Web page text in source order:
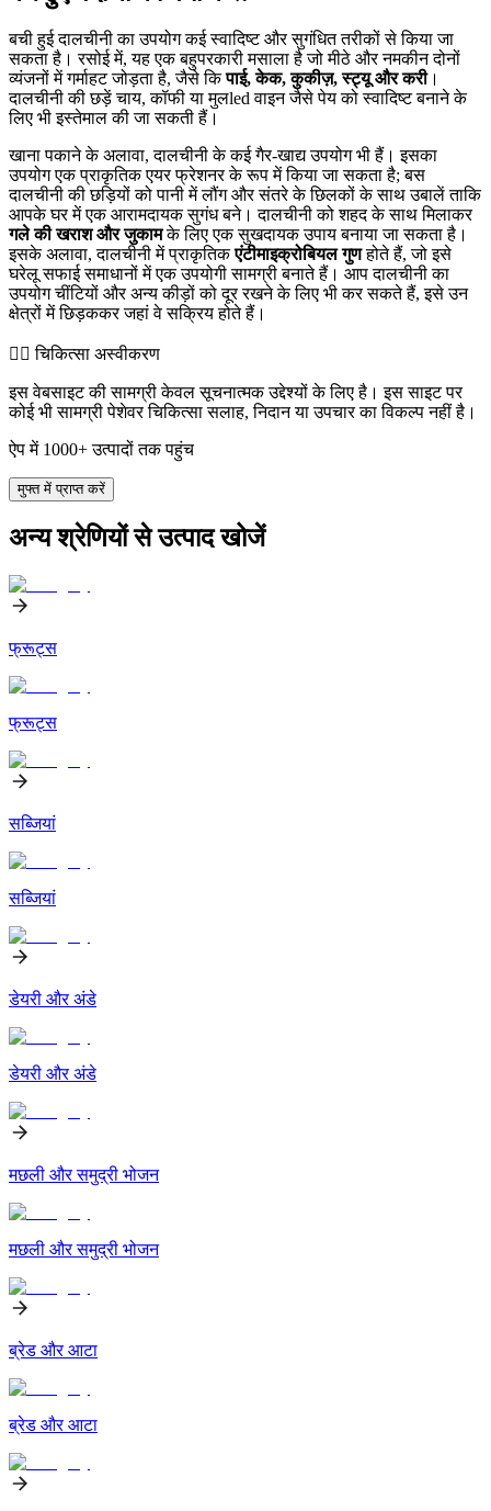
बची हुई दालचीनी का उपयोग कई स्वादिष्ट और सुगंधित तरीकों से किया जा
सकता है। रसोई में, यह एक बहुपरकारी मसाला है जो मीठे और नमकीन दोनों
व्यंजनों में गर्माहट जोड़ता है, जैसे किपाई, केक, कुकीज़, स्ट्यू और करी।
दालचीनी की छड़ें चाय, कॉफी या मुलled वाइन जैसे पेय को स्वादिष्ट बनाने के
लिए भी इस्तेमाल की जा सकती हैं।
खाना पकाने के अलावा, दालचीनी के कई गैर-खाद्य उपयोग भी हैं। इसका
उपयोग एक प्राकृतिक एयर फ्रेशनर के रूप में किया जा सकता है; बस
दालचीनी की छड़ियों को पानी में लौंग और संतरे के छिलकों के साथ उबालें ताकि
आपके घर में एक आरामदायक सुगंध बने। दालचीनी को शहद के साथ मिलाकर
गले की खराश और जुकामके लिए एक सुखदायक उपाय बनाया जा सकता है।
इसके अलावा, दालचीनी में प्राकृतिकएंटीमाइक्रोबियल गुणहोते हैं, जो इसे
घरेलू सफाई समाधानों में एक उपयोगी सामग्री बनाते हैं। आप दालचीनी का
उपयोग चींटियों और अन्य कीड़ों को दूर रखने के लिए भी कर सकते हैं, इसे उन
क्षेत्रों में छिड़ककर जहां वे सक्रिय होते हैं।
👨‍⚕️️ चिकित्सा अस्वीकरण
इस वेबसाइट की सामग्री केवल सूचनात्मक उद्देश्यों के लिए है। इस साइट पर
कोई भी सामग्री पेशेवर चिकित्सा सलाह, निदान या उपचार का विकल्प नहीं है।
ऐप में 1000+ उत्पादों तक पहुंच
मुफ्त में प्राप्त करें
अन्य श्रेणियों से उत्पाद खोजें
फ्रूट्स
फ्रूट्स
सब्जियां
सब्जियां
डेयरी और अंडे
डेयरी और अंडे
मछली और समुद्री भोजन
मछली और समुद्री भोजन
ब्रेड और आटा
ब्रेड और आटा